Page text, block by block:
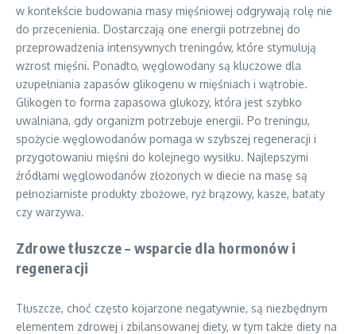
w kontekście budowania masy mięśniowej odgrywają rolę nie
do przecenienia. Dostarczają one energii potrzebnej do
przeprowadzenia intensywnych treningów, które stymulują
wzrost mięśni. Ponadto, węglowodany są kluczowe dla
uzupełniania zapasów glikogenu w mięśniach i wątrobie.
Glikogen to forma zapasowa glukozy, która jest szybko
uwalniana, gdy organizm potrzebuje energii. Po treningu,
spożycie węglowodanów pomaga w szybszej regeneracji i
przygotowaniu mięśni do kolejnego wysiłku. Najlepszymi
źródłami węglowodanów złożonych w diecie na masę są
pełnoziarniste produkty zbożowe, ryż brązowy, kasze, bataty
czy warzywa.
Zdrowe tłuszcze – wsparcie dla hormonów i
regeneracji
Tłuszcze, choć często kojarzone negatywnie, są niezbędnym
elementem zdrowej i zbilansowanej diety, w tym także diety na